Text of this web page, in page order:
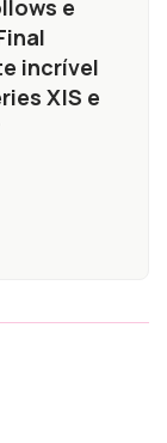
e
incrível
X|S e